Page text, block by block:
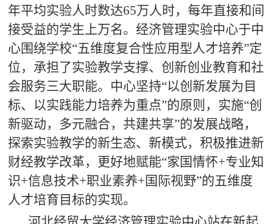
年平均实验人时数达65万人时，每年直接和间
接受益的学生上万名。经济管理实验中心于中
心围绕学校“五维度复合性应用型人才培养”定
位，承担了实验教学支撑、创新创业教育和社
会服务三大职能。中心坚持“以创新发展为目
标、以实践能力培养为重点”的原则，实施“创
新驱动，多元融合，共建共享”的发展战略，
探索实验教学的新生态、新模式，积极推进新
财经教学改革，更好地赋能“家国情怀+专业知
识+信息技术+职业素养+国际视野”的五维度
人才培育目标的实现。